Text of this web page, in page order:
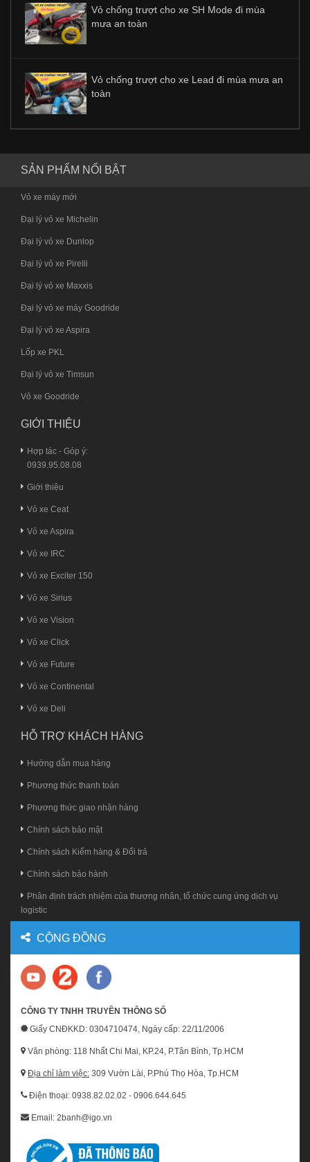
Vỏ chống trượt cho xe SH Mode đi mùa
mưa an toàn
Vỏ chống trượt cho xe Lead đi mùa mưa an
toàn
SẢN PHẨM NỔI BẬT
Vỏ xe máy mới
Đại lý vỏ xe Michelin
Đại lý vỏ xe Dunlop
Đại lý vỏ xe Pirelli
Đại lý vỏ xe Maxxis
Đại lý vỏ xe máy Goodride
Đại lý vỏ xe Aspira
Lốp xe PKL
Đại lý vỏ xe Timsun
Vỏ xe Goodride
GIỚI THIỆU
Hợp tác - Góp ý:
0939.95.08.08
Giới thiệu
Vỏ xe Ceat
Vỏ xe Aspira
Vỏ xe IRC
Vỏ xe Exciter 150
Vỏ xe Sirius
Vỏ xe Vision
Vỏ xe Click
Vỏ xe Future
Vỏ xe Continental
Vỏ xe Deli
HỖ TRỢ KHÁCH HÀNG
Hướng dẫn mua hàng
Phương thức thanh toán
Phương thức giao nhận hàng
Chính sách bảo mật
Chính sách Kiểm hàng & Đổi trả
Chính sách bảo hành
Phân định trách nhiệm của thương nhân, tổ chức cung ứng dịch vụ
logistic
CỘNG ĐỒNG
CÔNG TY TNHH TRUYỀN THÔNG SỐ
Giấy CNĐKKD: 0304710474, Ngày cấp: 22/11/2006
Văn phòng: 118 Nhất Chi Mai, KP.24, P.Tân Bình, Tp.HCM
Địa chỉ làm việc: 309 Vườn Lài, P.Phú Thọ Hòa, Tp.HCM
Điện thoại: 0938.82.02.02 - 0906.644.645
Email: 2banh@igo.vn